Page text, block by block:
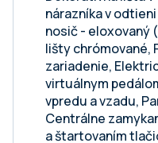
nárazníka v
nosič - eloxovaný
lišty chrómované,
zariadenie,
virtuálnym
vpredu a vzadu,
Centrálne
a štartovaním